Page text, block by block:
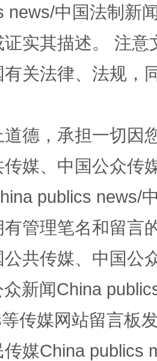
了！等你上场
茂县开幕 规模
news/中国法制新
证实其描述。 注
关法律、法规，
德，承担一切因
媒、中国公众传
publics news/
管理笔名和留言
公共传媒、中国公
新闻China
传媒网站留言板
媒China publics